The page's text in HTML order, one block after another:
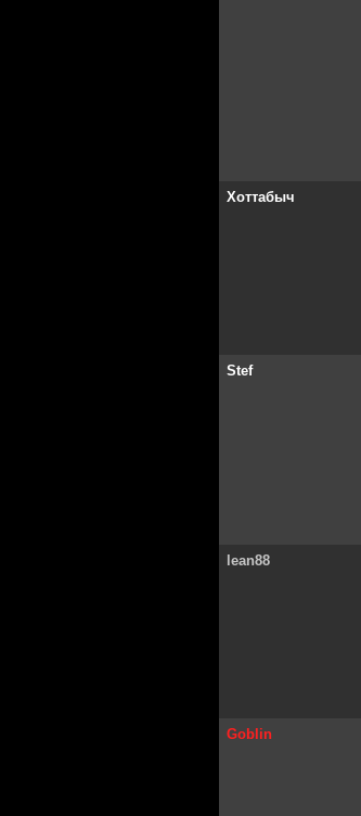
Хоттабыч
Stef
lean88
Goblin